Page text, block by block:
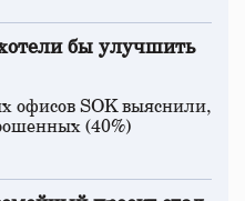
бы улучшить
офисов SOK выяснили,
(40%)